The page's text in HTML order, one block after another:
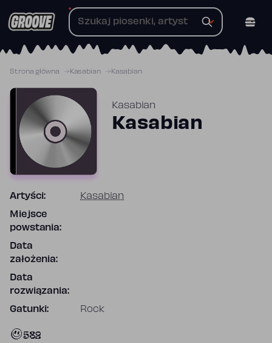
do
Strona główna Kasabian Kasabian
Kasabian
Kasabian
Artyści: Kasabian
Miejsce
powstania:
Data
założenia:
Data
rozwiązania:
Gatunki: Rock
582